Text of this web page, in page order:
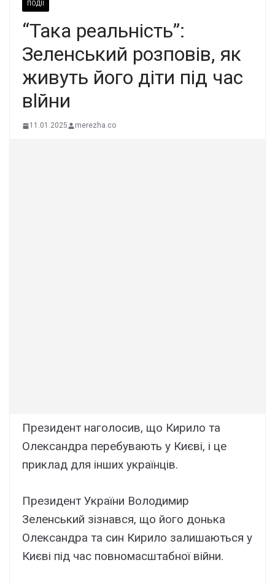
ПОДІЇ
“Така реальність”:
Зеленський розповів, як
живуть його діти під час
вlйни
11.01.2025 merezha.co
Президент наголосив, що Кирило та
Олександра перебувають у Києві, і це
приклад для інших українців.
Президент України Володимир
Зеленський зізнався, що його донька
Олександра та син Кирило залишаються у
Києві під час повномасштабної війни.